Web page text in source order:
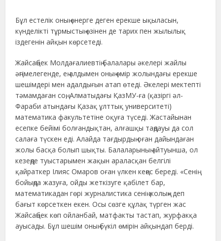
Бұл естелік оның өнерге деген ерекше ықыласын,
күнделікті тұрмыстың өзінен де тарих пен жылылық
іздегенін айқын көрсетеді.
Жайсаңбек Молдағалиевтің балалары әкелері жайлы
әңгімелегенде, ең алдымен оның өмір жолындағы ерекше
шешімдері мен адалдығын атап өтеді. Әкелері мектепті
тәмамдаған соң, Алматыдағы ҚазМУ-ға (қазіргі әл-
Фараби атындағы Қазақ ұлттық университеті)
математика факультетіне оқуға түседі. Жастайынан
есепке бейімі болғандықтан, алғашқы таңдауы да сол
салаға түскен еді. Алайда тағдырдың оған дайындаған
жолы басқа болып шықты. Балаларының айтуынша, ол
кезеңде туыстарымен жақын араласқан белгілі
қайраткер Ілияс Омаров оған үлкен кеңес береді. «Сенің
бойыңда жазуға, ойды жеткізуге қабілет бар,
математикадан гөрі журналистика сенің жолың» деп
бағыт көрсеткен екен. Осы сөзге құлақ түрген жас
Жайсаңбек көп ойланбай, матфакты тастап, журфакқа
ауысады. Бұл шешім оның бүкіл өмірін айқындап берді.